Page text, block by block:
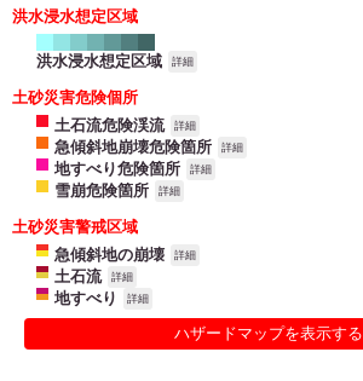
洪水浸水想定区域
洪水浸水想定区域 詳細
土砂災害危険個所
土石流危険渓流
詳細
急傾斜地崩壊危険箇所 詳細
地すべり危険箇所 詳細
雪崩危険箇所 詳細
土砂災害警戒区域
急傾斜地の崩壊
詳細
土石流 詳細
地すべり 詳細
ハザードマップを表示する